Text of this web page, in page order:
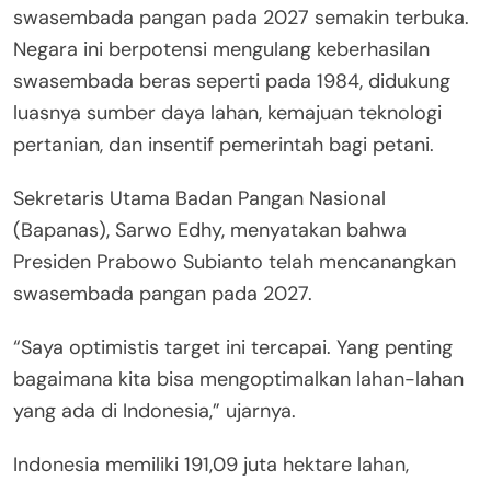
swasembada pangan pada 2027 semakin terbuka.
Negara ini berpotensi mengulang keberhasilan
swasembada beras seperti pada 1984, didukung
luasnya sumber daya lahan, kemajuan teknologi
pertanian, dan insentif pemerintah bagi petani.
Sekretaris Utama Badan Pangan Nasional
(Bapanas), Sarwo Edhy, menyatakan bahwa
Presiden Prabowo Subianto telah mencanangkan
swasembada pangan pada 2027.
“Saya optimistis target ini tercapai. Yang penting
bagaimana kita bisa mengoptimalkan lahan-lahan
yang ada di Indonesia,” ujarnya.
Indonesia memiliki 191,09 juta hektare lahan,